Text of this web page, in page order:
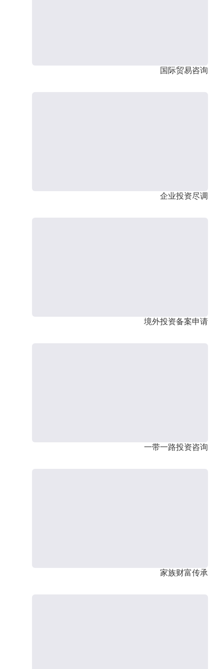
国际贸易咨询
企业投资尽调
境外投资备案申请
一带一路投资咨询
家族财富传承